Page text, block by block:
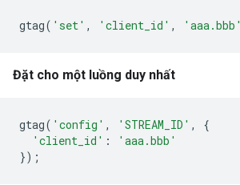
gtag( 'set' , 'client_id' , 'aaa.bbb'
Đặt cho một luồng duy nhất
gtag( 'config' , 'STREAM_ID' ,
{
'client_id' :
'aaa.bbb'
});